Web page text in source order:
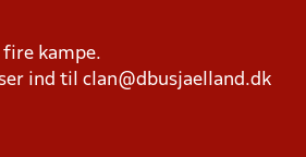
fire kampe.
ind til clan@dbusjaelland.dk